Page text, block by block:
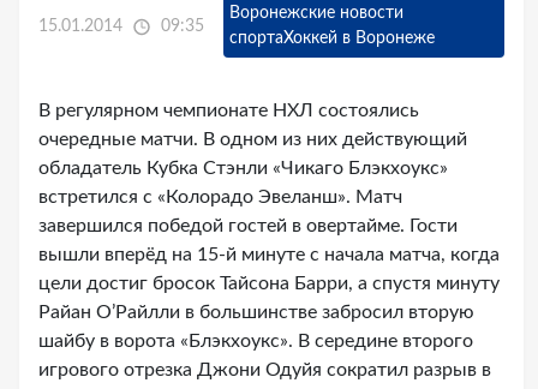
15.01.2014 09:35
Воронежские новости
спортаХоккей в Воронеже
В регулярном чемпионате НХЛ состоялись
очередные матчи. В одном из них действующий
обладатель Кубка Стэнли «Чикаго Блэкхоукс»
встретился с «Колорадо Эвеланш». Матч
завершился победой гостей в овертайме. Гости
вышли вперёд на 15-й минуте с начала матча, когда
цели достиг бросок Тайсона Барри, а спустя минуту
Райан О’Райлли в большинстве забросил вторую
шайбу в ворота «Блэкхоукс». В середине второго
игрового отрезка Джони Одуйя сократил разрыв в